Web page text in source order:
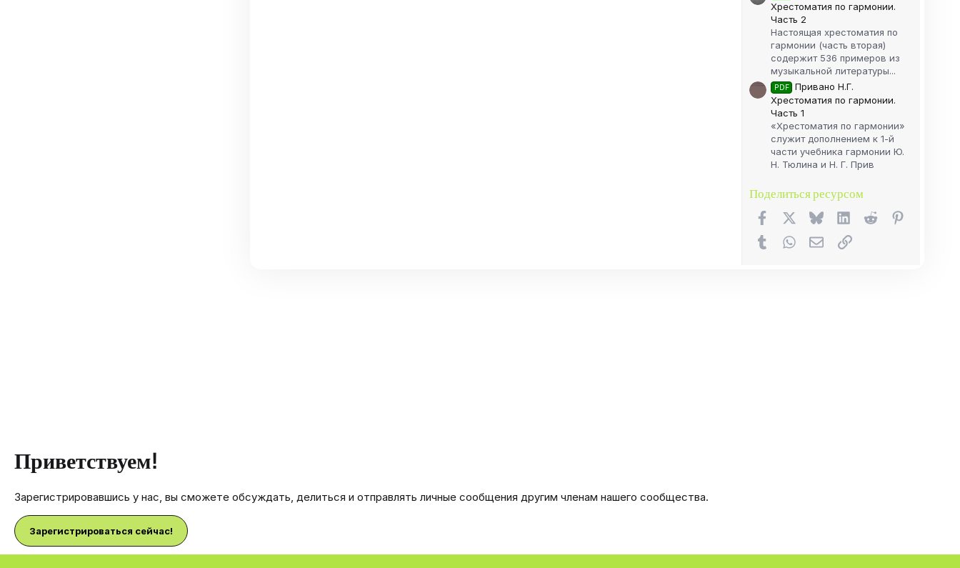
Хрестоматия по гармонии.
Часть 2
Настоящая хрестоматия по
гармонии (часть вторая)
содержит 536 примеров из
музыкальной литературы...
PDF
Привано Н.Г.
Хрестоматия по гармонии.
Часть 1
«Хрестоматия по гармонии»
служит дополнением к 1-й
части учебника гармонии Ю.
Н. Тюлина и Н. Г. Прив
Поделиться ресурсом
FacebookX (Twitter)
BlueskyLinkedInReddit
TumblrWhatsAppЭлектронная почта
Ссылка
Приветствуем!
Зарегистрировавшись у нас, вы сможете обсуждать, делиться и отправлять личные сообщения другим членам нашего сообщества.
Зарегистрироваться сейчас!